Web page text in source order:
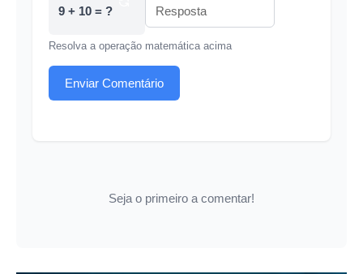
9 + 10 = ?
Resolva a operação matemática acima
Enviar Comentário
Seja o primeiro a comentar!